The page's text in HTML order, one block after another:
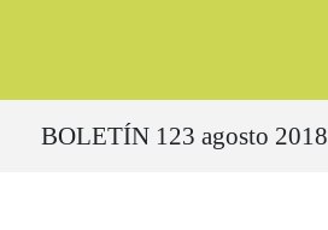
BOLETÍN 123 agosto 2018